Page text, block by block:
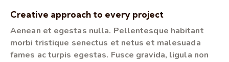
Creative approach to every project
Aenean et egestas nulla. Pellentesque habitant
morbi tristique senectus et netus et malesuada
fames ac turpis egestas. Fusce gravida, ligula non